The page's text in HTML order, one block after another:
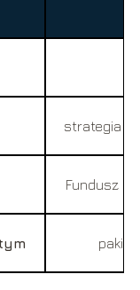
strategia
Fundusz